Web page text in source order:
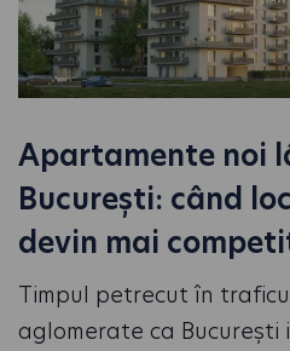
Apartamente noi
București: când
devin mai
Timpul petrecut în
aglomerate ca București